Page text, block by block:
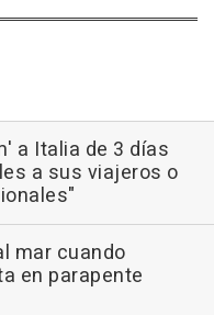
a Italia de 3 días
a sus viajeros o
mar cuando
en parapente